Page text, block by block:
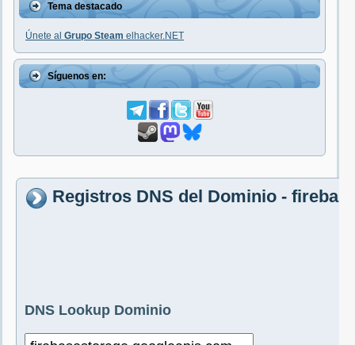
Tema destacado
Únete al Grupo Steam elhacker.NET
Síguenos en:
Registros DNS del Dominio -
DNS Lookup Dominio